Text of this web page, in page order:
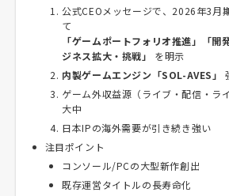
公式CEOメッセージで、2026年3月
て
「ゲームポートフォリオ推進」「開
ジネス拡大・挑戦」
を明示
内製ゲームエンジン「SOL-AVES」
ゲーム外収益源（ライブ・配信・ラ
大中
日本IPの海外需要が引き続き強い
注目ポイント
コンソール/PCの大型新作創出
既存運営タイトルの長寿命化